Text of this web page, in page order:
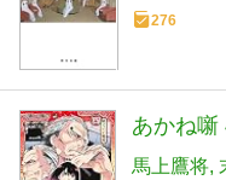
276
あかね噺
馬上鷹将